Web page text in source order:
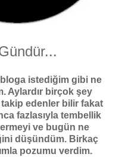
istediğim gibi ne
Aylardır birçok şey
takip edenler bilir fakat
fazlasıyla tembellik
ve bugün ne
düşündüm. Birkaç
pozumu verdim.